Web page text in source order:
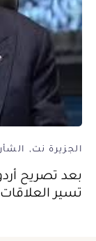
الجزيرة نت
بعد تصريح
تسير العلاقات